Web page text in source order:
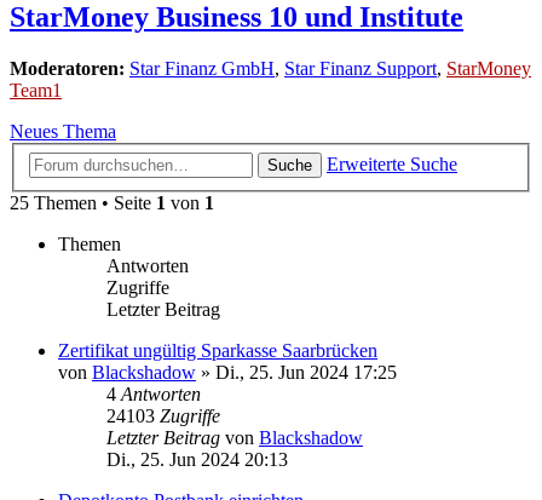
StarMoney Business 10 und Institute
Moderatoren: Star Finanz GmbH, Star Finanz Support, StarMoney
Team1
Neues Thema
Suche
Erweiterte Suche
25 Themen • Seite 1 von 1
Themen
Antworten
Zugriffe
Letzter Beitrag
Zertifikat ungültig Sparkasse Saarbrücken
von Blackshadow » Di., 25. Jun 2024 17:25
4 Antworten
24103 Zugriffe
Letzter Beitrag von Blackshadow
Di., 25. Jun 2024 20:13